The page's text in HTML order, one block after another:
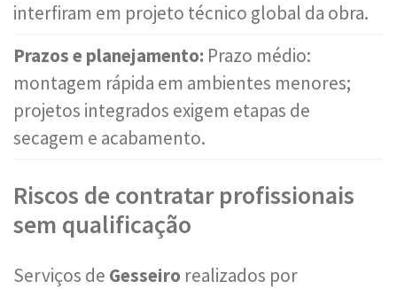
interfiram em projeto técnico global da obra.
Prazos e planejamento: Prazo médio:
montagem rápida em ambientes menores;
projetos integrados exigem etapas de
secagem e acabamento.
Riscos de contratar profissionais
sem qualificação
Serviços de Gesseiro realizados por